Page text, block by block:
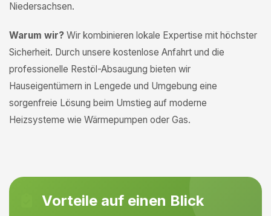
Niedersachsen.
Warum wir? Wir kombinieren lokale Expertise mit höchster
Sicherheit. Durch unsere kostenlose Anfahrt und die
professionelle Restöl-Absaugung bieten wir
Hauseigentümern in Lengede und Umgebung eine
sorgenfreie Lösung beim Umstieg auf moderne
Heizsysteme wie Wärmepumpen oder Gas.
Vorteile auf einen Blick